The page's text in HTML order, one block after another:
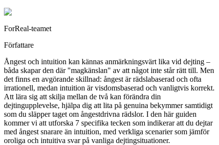
ForReal-teamet
Författare
Ångest och intuition kan kännas anmärkningsvärt lika vid dejting –
båda skapar den där "magkänslan" av att något inte står rätt till. Men
det finns en avgörande skillnad: ångest är rädslabaserad och ofta
irrationell, medan intuition är visdomsbaserad och vanligtvis korrekt.
Att lära sig att skilja mellan de två kan förändra din
dejtingupplevelse, hjälpa dig att lita på genuina bekymmer samtidigt
som du släpper taget om ångestdrivna rädslor. I den här guiden
kommer vi att utforska 7 specifika tecken som indikerar att du dejtar
med ångest snarare än intuition, med verkliga scenarier som jämför
oroliga och intuitiva svar på vanliga dejtingsituationer.